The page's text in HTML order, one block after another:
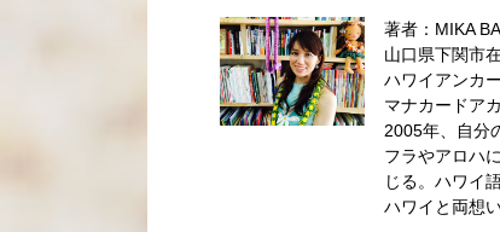
著者：MIKA
山口県下関市在
ハワイアンカ
マナカードア
2005年、自分
フラやアロハ
じる。ハワイ
ハワイと両想